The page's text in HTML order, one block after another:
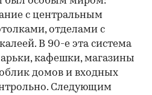
с центральным
отделами с
В 90-е эта система
кафешки, магазины
домов и входных
Следующим